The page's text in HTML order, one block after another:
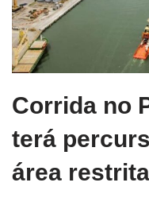
Corrida no
terá
área restrita